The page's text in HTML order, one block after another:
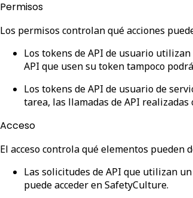
Permisos
Los permisos controlan qué acciones
Los tokens de API de usuario utilizan
API que usen su token tampoco
Los tokens de API de usuario de
tarea, las llamadas de API
Acceso
El acceso controla qué elementos pueden
Las solicitudes de API que utilizan
puede acceder en SafetyCulture.